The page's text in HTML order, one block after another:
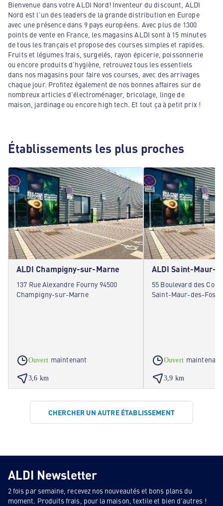
Bienvenue dans votre ALDI Nord! Inventeur du discount, ALDI
Nord est l'un des leaders de la grande distribution en Europe
avec une présence dans 9 pays européens. Avec plus de 1300
points de vente en France, les magasins ALDI sont à 15 minutes
de tous les français et propose des courses simples et rapides.
Fruits et légumes frais, surgelés, rayon épicerie, poissonnerie
ou encore produits d'hygiène, retrouvez tous les essentiels
dans nos magasins pour faire vos courses, avec des arrivages
chaque jour. Profitez également de nos bonnes affaires sur de
nombreux articles d'électroménager, bricolage, linge de
maison, jardinage ou encore high tech. Et tout ça à petit prix !
Établissements les plus proches
ALDI Champigny-sur-Marne
137 Rue Alexandre Fourny 94500
Champigny-sur-Marne
Ouvert maintenant
3,6 km
ALDI Saint-Maur-
55 Boulevard des
Saint-Maur-des-
Ouvert maintenant
3,9 km
CHERCHER UN AUTRE ÉTABLISSEMENT
ALDI Newsletter
2 fois par semaine, recevez nos nouveautés et bons plans du
moment. Produits frais, pour la maison, textile et bien d'autres !